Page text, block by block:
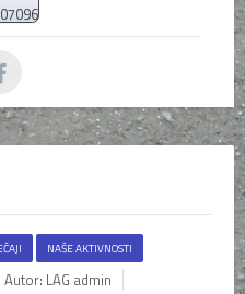
NAŠE AKTIVNOSTI
Autor: LAG admin